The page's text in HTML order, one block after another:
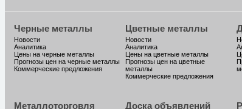
Черные металлы
Новости
Аналитика
Цены на черные металлы
Прогнозы цен на черные металлы
Коммерческие предложения
Цветные металлы
Новости
Аналитика
Цены на цветные металлы
Прогнозы цен на цветные
металлы
Коммерческие предложения
Металлоторговля Доска объявлений